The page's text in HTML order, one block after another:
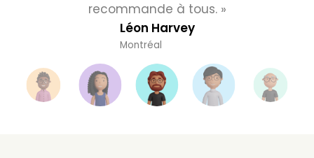
recommande à tous. »
Léon Harvey
Montréal